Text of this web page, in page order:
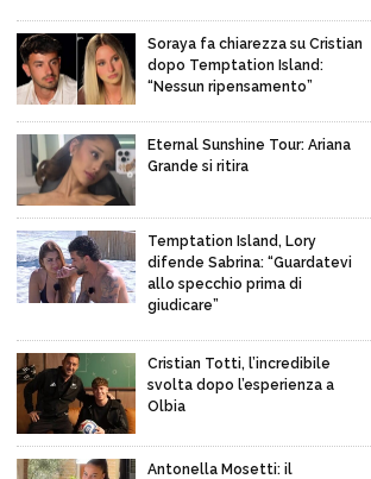
Soraya fa chiarezza su Cristian
dopo Temptation Island:
“Nessun ripensamento”
Eternal Sunshine Tour: Ariana
Grande si ritira
Temptation Island, Lory
difende Sabrina: “Guardatevi
allo specchio prima di
giudicare”
Cristian Totti, l’incredibile
svolta dopo l’esperienza a
Olbia
Antonella Mosetti: il